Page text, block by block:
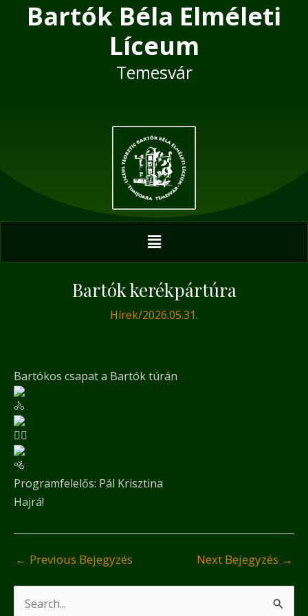
Bartók Béla Elméleti
Líceum
Temesvár
Menu
Bartók kerékpártúra
Hírek/2026.05.31.
Bartókos csapat a Bartók túrán
Programfelelős: Pál Krisztina
Hajrá!
Post
navigation
← Previous Bejegyzés Next Bejegyzés →